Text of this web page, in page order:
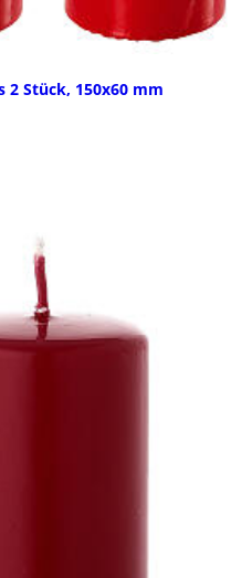
2 Stück, 150x60 mm